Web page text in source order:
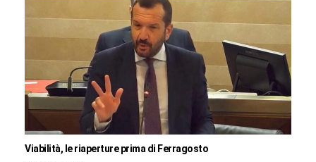
Viabilità, le riaperture prima di Ferragosto